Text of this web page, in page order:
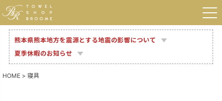
熊本県熊本地方を震源とする地震の影響について
夏季休暇のお知らせ
HOME 寝具